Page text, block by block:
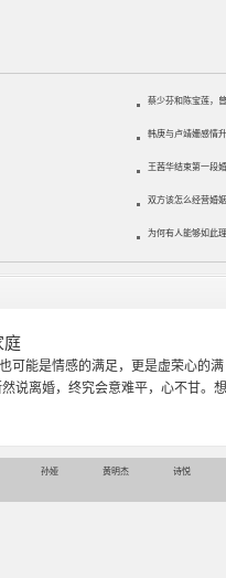
蔡少芬和陈宝莲，
韩庚与卢靖姗感情
王茜华结束第一段
双方该怎么经营婚
为何有人能够如此
范大学心理学专业，从事婚姻情感咨
关系，情感挽回、家庭关系等咨询超
孙娅 黄明杰 诗悦